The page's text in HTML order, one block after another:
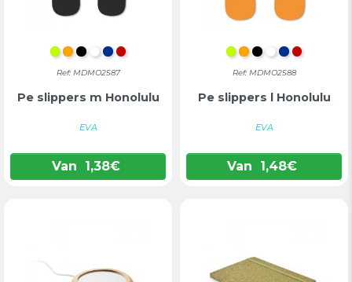
LIMOEN
ORANJE
ZWART
WITBLAUW
ROOD
Ref: MDMO2587
Pe slippers m Honolulu
EVA
Van 1,38€
LIMOEN
ORANJE
ZWART
WITBLAUW
ROOD
Ref: MDMO2588
Pe slippers l Honolulu
EVA
Van 1,48€